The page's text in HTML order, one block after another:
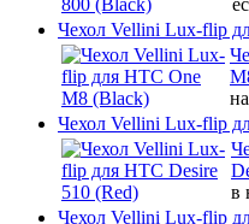
Чехол Vellini Lux-flip
Чехол Vellini Lux-flip
в
Чехол Vellini Lux-flip